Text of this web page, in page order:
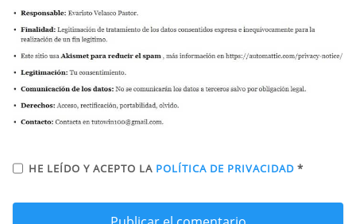
HE LEÍDO Y ACEPTO LA POLÍTICA DE PRIVACIDAD *